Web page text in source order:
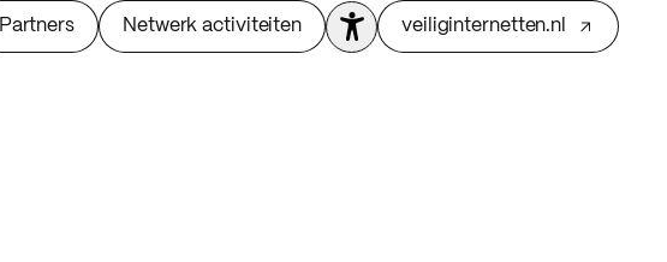
Partners Netwerk activiteiten veiliginternetten.nl